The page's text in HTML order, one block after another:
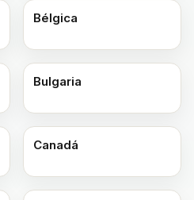
Bélgica
Bulgaria
Canadá